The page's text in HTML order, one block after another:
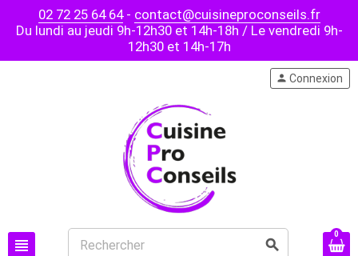
02 72 25 64 64- contact@cuisineproconseils.fr
Du lundi au jeudi 9h-12h30 et 14h-18h / Le vendredi 9h-
12h30 et 14h-17h
view_headline search
person Connexion
0